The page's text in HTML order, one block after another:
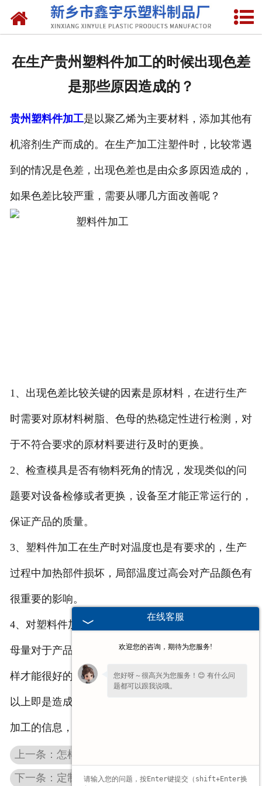
网站首页
联系我们
在生产贵州塑料件加工的时候出现色差
是那些原因造成的？
贵州塑料件加工是以聚乙烯为主要材料，添加其他有
机溶剂生产而成的。在生产加工注塑件时，比较常遇
到的情况是色差，出现色差也是由众多原因造成的，
如果色差比较严重，需要从哪几方面改善呢？
1、出现色差比较关键的因素是原材料，在进行生产
时需要对原材料树脂、色母的热稳定性进行检测，对
于不符合要求的原材料要进行及时的更换。
2、检查模具是否有物料死角的情况，发现类似的问
题要对设备检修或者更换，设备至才能正常运行的，
保证产品的质量。
3、塑料件加工在生产时对温度也是有要求的，生产
过程中加热部件损坏，局部温度过高会对产品颜色有
很重要的影响。
4、对塑料件加工生产人员要熟练掌握料筒温度，色
母量对于产品颜色的影响，了解色母的变化规律，这
样才能很好的调整色差。
以上即是造成色差的一些原因，想了解更加多塑料件
加工的信息，请持续关注我们！
下一条：定制贵州化工桶内盖有哪些要求？
在线客服
欢迎您的咨询，期待为您服务!
您好呀～很高兴为您服务！😊 有什么问
题都可以跟我说哦。